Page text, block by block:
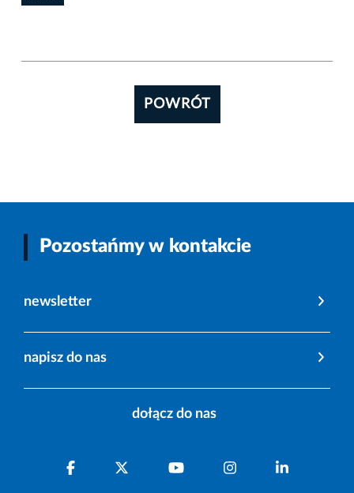
POWRÓT
Pozostańmy w kontakcie
newsletter
napisz do nas
dołącz do nas